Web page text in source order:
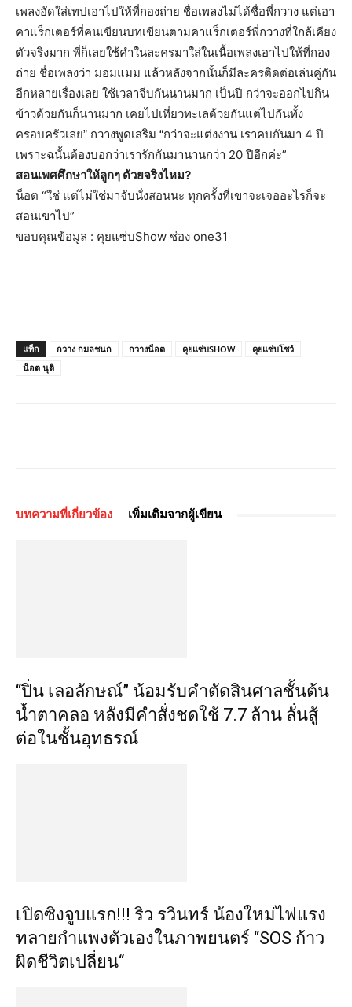
เพลงอัดใส่เทปเอาไปให้ที่กองถ่าย ชื่อเพลงไม่ได้ชื่อพี่กวาง แต่เอา
คาแร็กเตอร์ที่คนเขียนบทเขียนตามคาแร็กเตอร์พี่กวางที่ใกล้เคียง
ตัวจริงมาก พี่ก็เลยใช้คำในละครมาใส่ในเนื้อเพลงเอาไปให้ที่กอง
ถ่าย ชื่อเพลงว่า มอมแมม แล้วหลังจากนั้นก็มีละครติดต่อเล่นคู่กัน
อีกหลายเรื่องเลย ใช้เวลาจีบกันนานมาก เป็นปี กว่าจะออกไปกิน
ข้าวด้วยกันก็นานมาก เคยไปเที่ยวทะเลด้วยกันแต่ไปกันทั้ง
ครอบครัวเลย” กวางพูดเสริม “กว่าจะแต่งงาน เราคบกันมา 4 ปี
เพราะฉนั้นต้องบอกว่าเรารักกันมานานกว่า 20 ปีอีกค่ะ”
สอนเพศศึกษาให้ลูกๆ ด้วยจริงไหม?
น็อต “ใช่ แต่ไม่ใช่มาจับนั่งสอนนะ ทุกครั้งที่เขาจะเจออะไรก็จะ
สอนเขาไป”
ขอบคุณข้อมูล : คุยแซ่บShow ช่อง one31
แท็ก กวาง กมลชนก กวางน็อต คุยแซ่บSHOW
คุยแซ่บโชว์
น็อต นุติ
บทความที่เกี่ยวข้อง เพิ่มเติมจากผู้เขียน
“ปิ่น เลอลักษณ์” น้อมรับคำตัดสินศาลชั้นต้น
น้ำตาคลอ หลังมีคำสั่งชดใช้ 7.7 ล้าน ลั่นสู้
ต่อในชั้นอุทธรณ์
เปิดซิงจูบแรก!!! ริว รวินทร์ น้องใหม่ไฟแรง
ทลายกำแพงตัวเองในภาพยนตร์ “SOS ก้าว
ผิดชีวิตเปลี่ยน“